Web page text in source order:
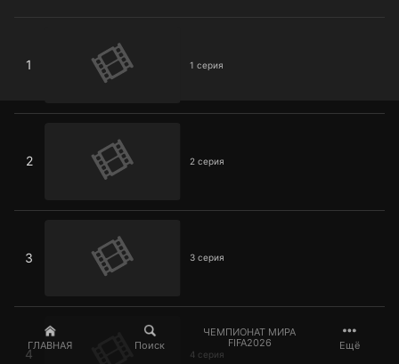
ГЛАВНАЯ Поиск
ЧЕМПИОНАТ МИРА
FIFA2026
Ещё
1 1 серия
2 2 серия
3 3 серия
4 4 серия